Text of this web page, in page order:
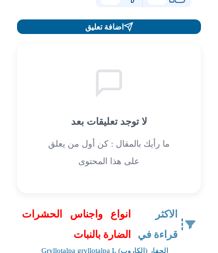
اضافة تعليق
لا توجد تعليقات بعد
ما رأيك بالمقال : كن أول من يعلق
على هذا المحتوى
الاكثر
قراءة في
انواع واجناس الحشرات
الضارة بالنبات
الحفار (الكاروب) Gryllotalpa gryllotalpa L